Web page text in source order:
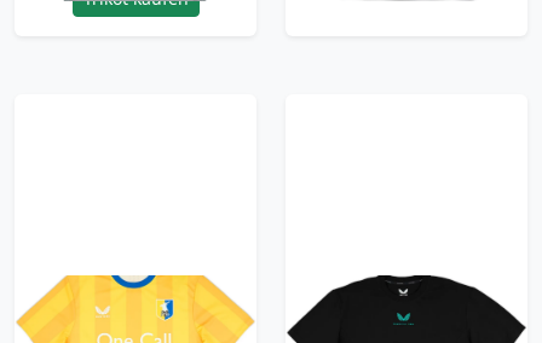
2024-25 Mansfield
Town Home Shirt
2023-24 Mansfield
Town Castore Logo